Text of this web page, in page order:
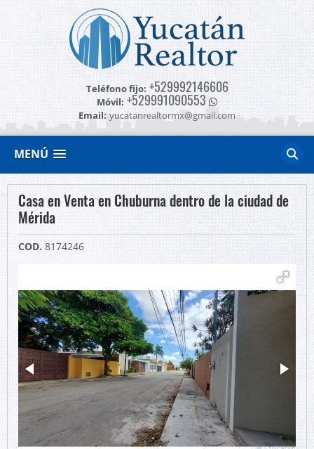
Teléfono fijo: +529992146606
Móvil: +529991090553
Email: yucatanrealtormx@gmail.com
MENÚ
Casa en Venta en Chuburna dentro de la ciudad de
Mérida
COD. 8174246